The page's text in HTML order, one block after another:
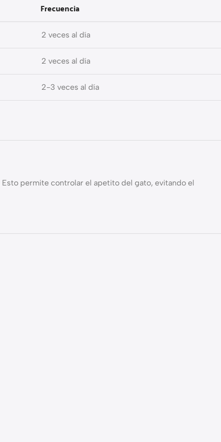
Frecuencia
2 veces al día
2 veces al día
2-3 veces al día
permite controlar el apetito del gato, evitando el